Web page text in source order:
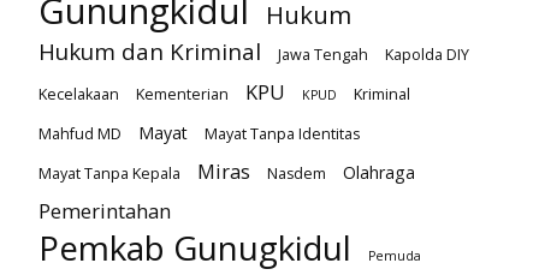
Gunungkidul Hukum
Hukum dan Kriminal Jawa Tengah
Kapolda DIY
Kecelakaan
Kementerian KPU KPUD
Kriminal
Mahfud MD
Mayat
Mayat Tanpa Identitas
Mayat Tanpa Kepala
Miras Nasdem Olahraga
Pemerintahan
Pemkab Gunugkidul Pemuda